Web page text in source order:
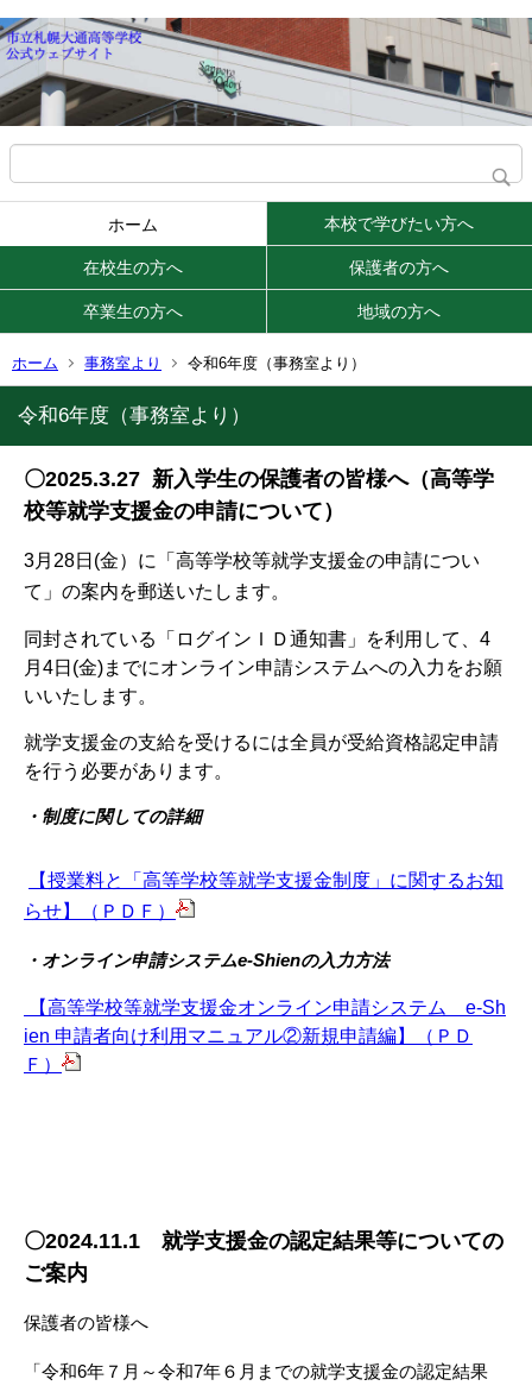
ホーム 本校で学びたい方へ
在校生の方へ 保護者の方へ
卒業生の方へ 地域の方へ
ホーム 事務室より 令和6年度（事務室より）
令和6年度（事務室より）
〇2025.3.27 新入学生の保護者の皆様へ（高等学
校等就学支援金の申請について）
3月28日(金）に「高等学校等就学支援金の申請につい
て」の案内を郵送いたします。
同封されている「ログインＩＤ通知書」を利用して、4
月4日(金)までにオンライン申請システムへの入力をお願
いいたします。
就学支援金の支給を受けるには全員が受給資格認定申請
を行う必要があります。
・制度に関しての詳細
【授業料と「高等学校等就学支援金制度」に関するお知
らせ】（ＰＤＦ）
・オンライン申請システムe-Shienの入力方法
【高等学校等就学支援金オンライン申請システム e-Sh
ien 申請者向け利用マニュアル②新規申請編】（ＰＤ
Ｆ）
〇2024.11.1 就学支援金の認定結果等についての
ご案内
保護者の皆様へ
「令和6年７月～令和7年６月までの就学支援金の認定結果